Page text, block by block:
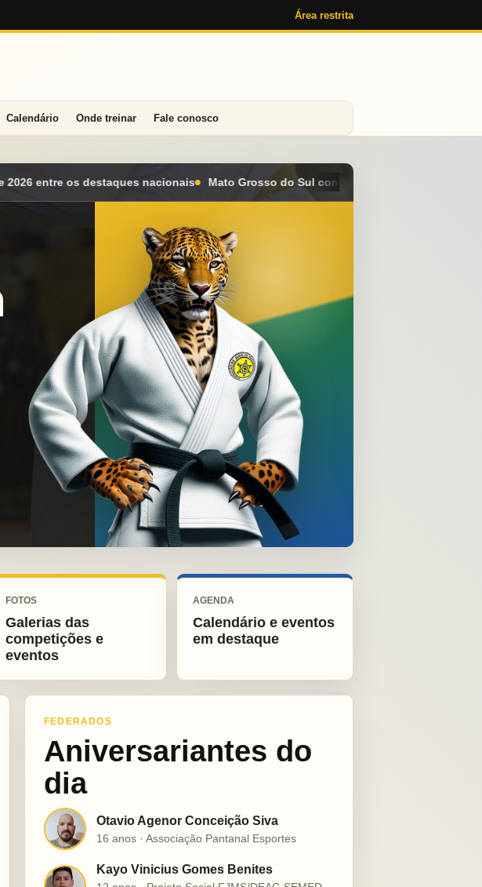
Área restrita
Calendário Onde treinar Fale conosco
Mato Grosso do Sul conquista seis medalhas e alcança o 4º lugar geral no
FOTOS
Galerias das
competições e
eventos
AGENDA
Calendário e eventos
em destaque
FEDERADOS
Aniversariantes do
dia
O Otavio Agenor Conceição Siva
16 anos · Associação Pantanal Esportes
Kayo Vinicius Gomes Benites